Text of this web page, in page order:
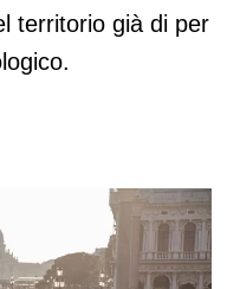
territorio già di per